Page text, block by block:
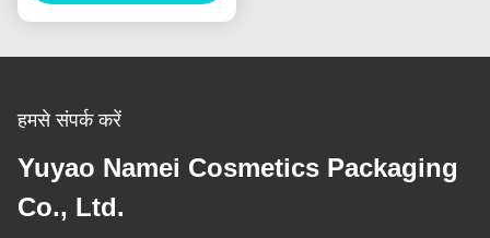
हमसे संपर्क करें
Yuyao Namei Cosmetics Packaging
Co., Ltd.